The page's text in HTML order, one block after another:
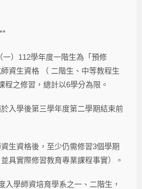
） 112學年度一階生為「預修
資生資格 （ 二階生、中等教程生
程之修習，總計以6學分為限。
於入學後第三學年度第二學期結束前
資生資格後，至少仍需修習3個學期
具實際修習教育專業課程事實）。
入學師資培育學系之一、二階生，